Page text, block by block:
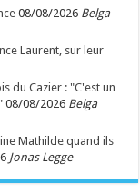
08/08/2026 Belga
Laurent, sur leur
du Cazier : "C'est un
08/08/2026 Belga
Mathilde quand ils
Jonas Legge